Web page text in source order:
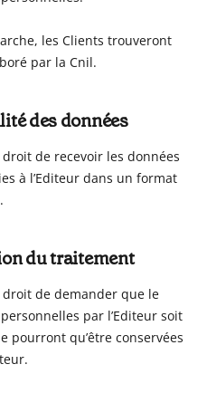
les Clients trouveront
par la Cnil.
des données
de recevoir les données
à l’Editeur dans un format
du traitement
droit de demander que le
par l’Editeur soit
pourront qu’être conservées